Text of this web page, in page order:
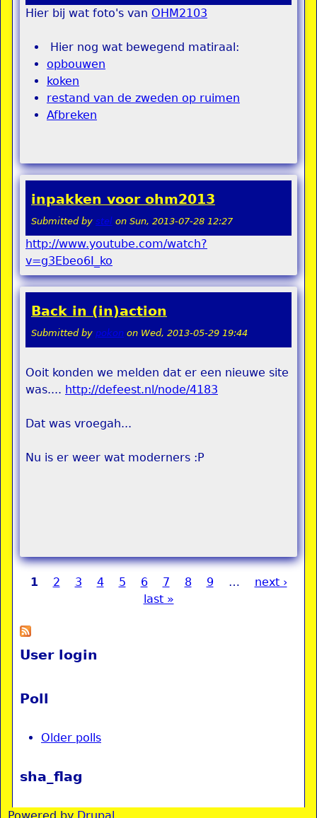
Hier bij wat foto's van OHM2103
Hier nog wat bewegend matiraal:
opbouwen
koken
restand van de zweden op ruimen
Afbreken
inpakken voor ohm2013
Submitted by stel on Sun, 2013-07-28 12:27
http://www.youtube.com/watch?
v=g3Ebeo6I_ko
Back in (in)action
Submitted by pokon on Wed, 2013-05-29 19:44
Ooit konden we melden dat er een nieuwe site
was.... http://defeest.nl/node/4183
Dat was vroegah...
Nu is er weer wat moderners :P
1 2 3 4 5 6 7 8 9 …
next ›
last »
User login
Poll
Older polls
sha_flag
Powered by Drupal